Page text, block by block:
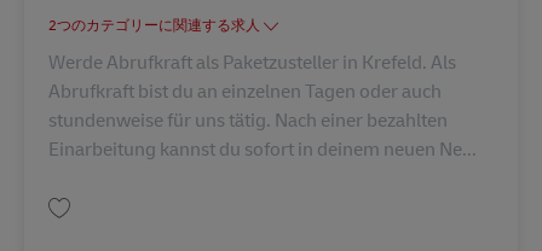
2つのカテゴリーに関連する求人
Werde Abrufkraft als Paketzusteller in Krefeld. Als
Abrufkraft bist du an einzelnen Tagen oder auch
stundenweise für uns tätig. Nach einer bezahlten
Einarbeitung kannst du sofort in deinem neuen Ne...